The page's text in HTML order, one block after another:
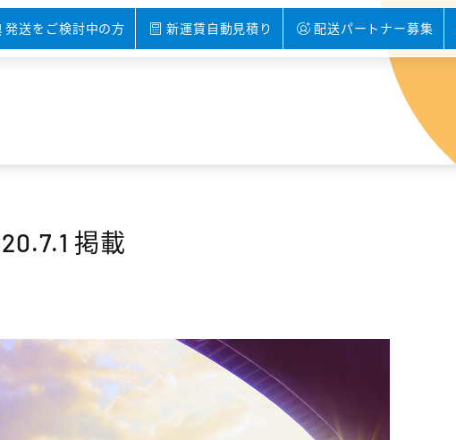
発送をご検討中の方 新運賃自動見積り 配送パートナー募集
掲載